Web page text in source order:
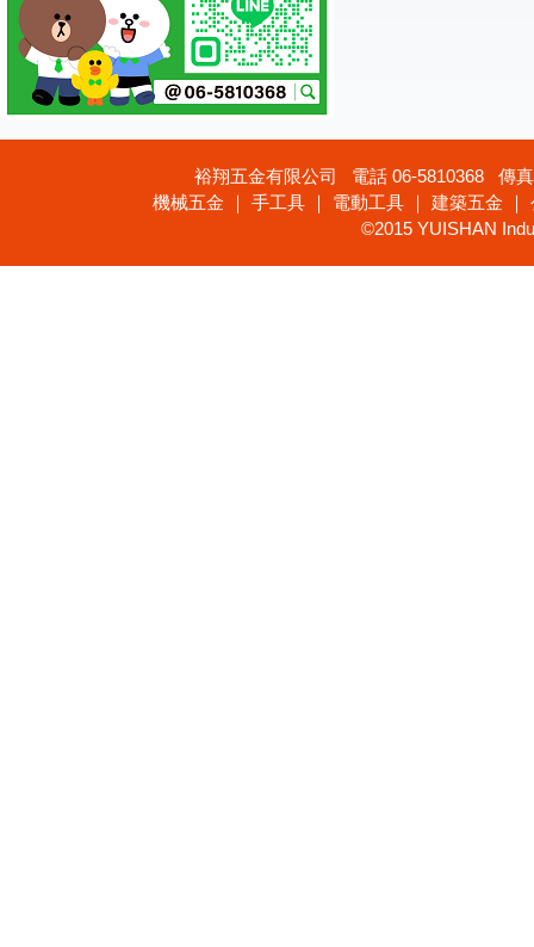
裕翔五金有限公司 電話 06-5810368 傳
機械五金 ｜ 手工具 ｜ 電動工具 ｜ 建築五金
©2015 YUISHAN